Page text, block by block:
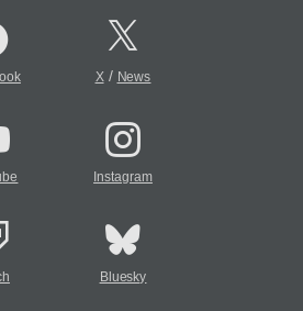
X/ News
Instagram
Bluesky